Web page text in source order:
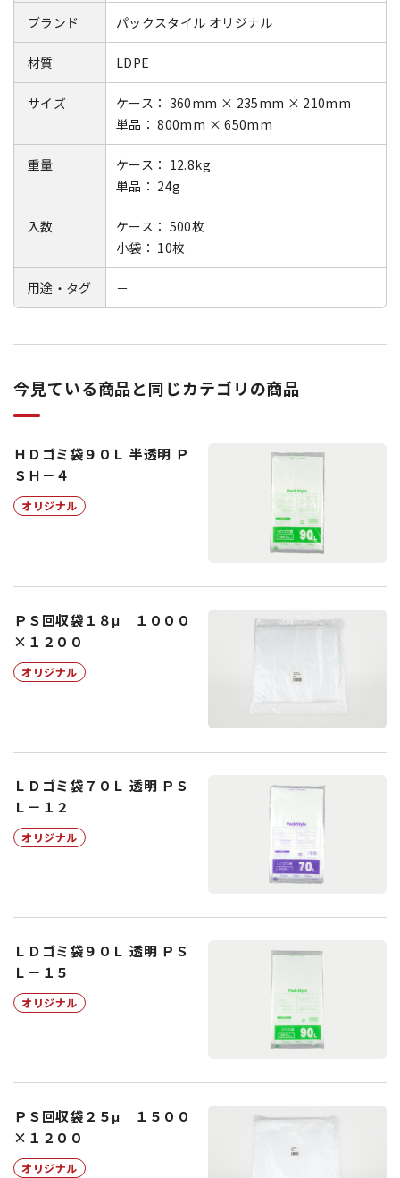
ブランド パックスタイル オリジナル
材質 LDPE
サイズ
ケース： 360mm × 235mm × 210mm
単品： 800mm × 650mm
重量
ケース： 12.8kg
単品： 24g
入数
ケース： 500枚
小袋： 10枚
用途・タグ －
今見ている商品と同じカテゴリの商品
ＨＤゴミ袋９０Ｌ 半透明 Ｐ
ＳＨ－４
オリジナル
ＰＳ回収袋１８μ １０００
×１２００
オリジナル
ＬＤゴミ袋７０Ｌ 透明 ＰＳ
Ｌ－１２
オリジナル
ＬＤゴミ袋９０Ｌ 透明 ＰＳ
Ｌ－１５
オリジナル
ＰＳ回収袋２５μ １５００
×１２００
オリジナル